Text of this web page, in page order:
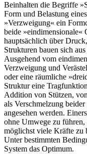
Beinhalten die Begriffe
Form und Belastung
»Verzweigung« ein
beide »eindimensionale«
hauptsächlich über
Strukturen bauen sich
Ausgehend vom
Verzweigung und
oder eine räumliche
Struktur eine
Addition von Stützen,
als Verschmelzung
angesehen werden.
ohne Umwege zu führen,
möglichst viele Kräfte zu
Unter bestimmten
System das Optimum.